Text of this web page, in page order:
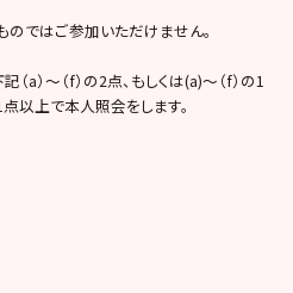
ではご参加いただけません。
）～（f）の2点、もしくは(a)～（f）の1
以上で本人照会をします。